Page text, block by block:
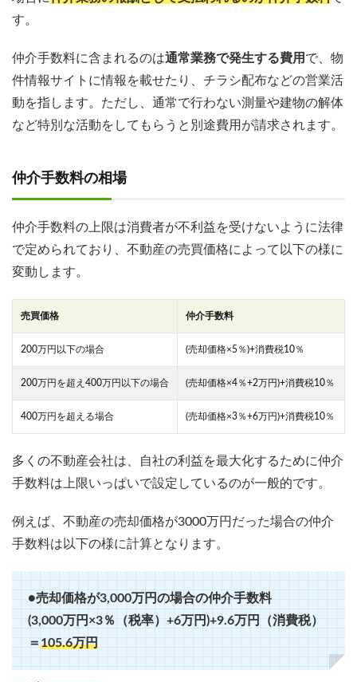
す。
仲介手数料に含まれるのは通常業務で発生する費用 で、物
件情報サイトに情報を載せたり、チラシ配布などの営業活
動を指します。ただし、通常で行わない測量や建物の解体
など特別な活動をしてもらうと別途費用が請求されます。
仲介手数料の相場
仲介手数料の上限は消費者が不利益を受けないように法律
で定められており、不動産の売買価格によって以下の様に
変動します。
売買価格 仲介手数料
200万円以下の場合 (売却価格×5％)+消費税10％
200万円を超え400万円以下の場合 (売却価格×4％+2万円)+消費税10％
400万円を超える場合 (売却価格×3％+6万円)+消費税10％
多くの不動産会社は、自社の利益を最大化するために仲介
手数料は上限いっぱいで設定しているのが一般的です。
例えば、不動産の売却価格が3000万円だった場合の仲介
手数料は以下の様に計算となります。
●売却価格が3,000万円の場合の仲介手数料
(3,000万円×3％（税率）+6万円)+9.6万円（消費税）
＝105.6万円